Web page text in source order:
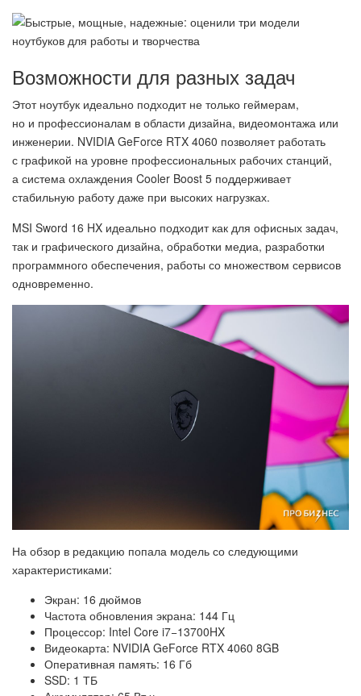
Возможности для разных задач
Этот ноутбук идеально подходит не только геймерам,
но и профессионалам в области дизайна, видеомонтажа или
инженерии. NVIDIA GeForce RTX 4060 позволяет работать
с графикой на уровне профессиональных рабочих станций,
а система охлаждения Cooler Boost 5 поддерживает
стабильную работу даже при высоких нагрузках.
MSI Sword 16 HX идеально подходит как для офисных задач,
так и графического дизайна, обработки медиа, разработки
программного обеспечения, работы со множеством сервисов
одновременно.
На обзор в редакцию попала модель со следующими
характеристиками:
Экран: 16 дюймов
Частота обновления экрана: 144 Гц
Процессор: Intel Core i7−13700HX
Видеокарта: NVIDIA GeForce RTX 4060 8GB
Оперативная память: 16 Гб
SSD: 1 ТБ